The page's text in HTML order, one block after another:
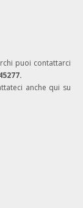
puoi contattarci
anche qui su